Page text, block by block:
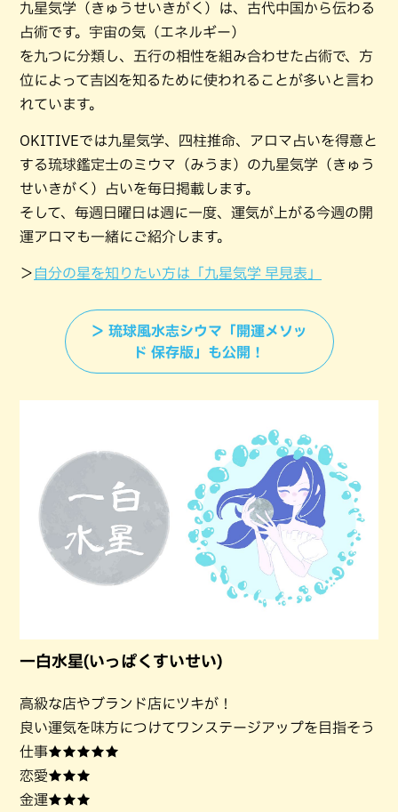
九星気学（きゅうせいきがく）は、古代中国から伝わる
占術です。宇宙の気（エネルギー）
を九つに分類し、五行の相性を組み合わせた占術で、方
位によって吉凶を知るために使われることが多いと言わ
れています。
OKITIVEでは九星気学、四柱推命、アロマ占いを得意と
する琉球鑑定士のミウマ（みうま）の九星気学（きゅう
せいきがく）占いを毎日掲載します。
そして、毎週日曜日は週に一度、運気が上がる今週の開
運アロマも一緒にご紹介します。
＞ 自分の星を知りたい方は「九星気学 早見表」
＞ 琉球風水志シウマ「開運メソッ
ド 保存版」も公開！
一白水星(いっぱくすいせい)
高級な店やブランド店にツキが！
良い運気を味方につけてワンステージアップを目指そう
仕事★★★★★
恋愛★★★
金運★★★